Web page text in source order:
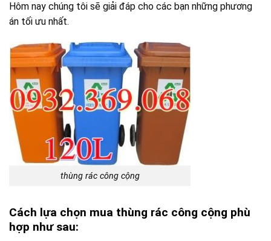
Hôm nay chúng tôi sẽ giải đáp cho các bạn những phương
án tối ưu nhất.
thùng rác công cộng
Cách lựa chọn mua thùng rác công cộng phù
hợp như sau: